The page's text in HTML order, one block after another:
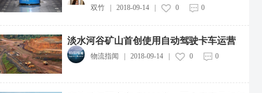
双竹| 2018-09-14| 0 0
淡水河谷矿山首创使用自动驾驶卡车运营
物流指闻 2018-09-14| 0 0